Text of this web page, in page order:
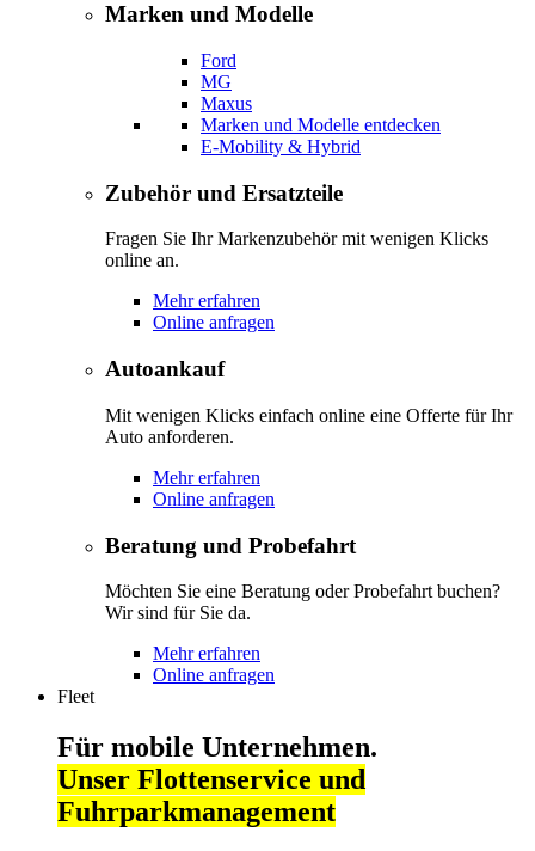
Marken und Modelle
Ford
MG
Maxus
Marken und Modelle entdecken
E-Mobility & Hybrid
Zubehör und Ersatzteile
Fragen Sie Ihr Markenzubehör mit wenigen Klicks
online an.
Mehr erfahren
Online anfragen
Autoankauf
Mit wenigen Klicks einfach online eine Offerte für Ihr
Auto anforderen.
Mehr erfahren
Online anfragen
Beratung und Probefahrt
Möchten Sie eine Beratung oder Probefahrt buchen?
Wir sind für Sie da.
Mehr erfahren
Online anfragen
Fleet
Für mobile Unternehmen.
Unser Flottenservice und
Fuhrparkmanagement